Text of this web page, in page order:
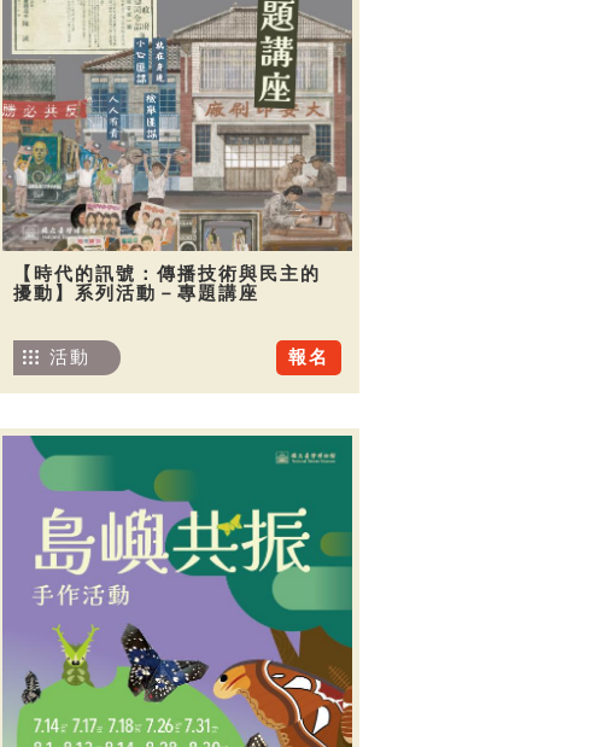
【時代的訊號：傳播技術與民主的
擾動】系列活動－專題講座
報名
活動